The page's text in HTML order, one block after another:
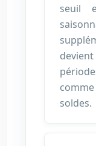
seuil
soldes.